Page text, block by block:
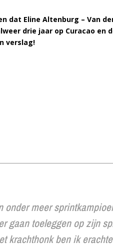
dat Eline Altenburg – Van
drie jaar op Curacao en
verslag!
meer
gaan toeleggen op zijn
krachthonk ben ik